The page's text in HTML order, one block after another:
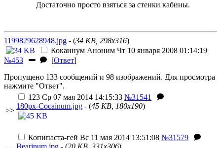
Достаточно просто взяться за стенки кабины.
1199829628948.jpg - (34 KB, 298x316)
Кокаинум Аноним Чт 10 января 2008 01:14:19
№453
[Ответ]
Пропущено 133 сообщений и 98 изображений. Для просмотра
нажмите "Ответ".
>>
123 Ср 07 мая 2014 14:15:33 №31541
180px-Cocainum.jpg - (45 KB, 180x190)
Копипаста-гей Вс 11 мая 2014 13:51:08 №31579
Bearinum.jpg - (20 KB, 331x306)